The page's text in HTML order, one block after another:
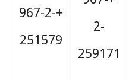
2-
259171
+967-2-
251579